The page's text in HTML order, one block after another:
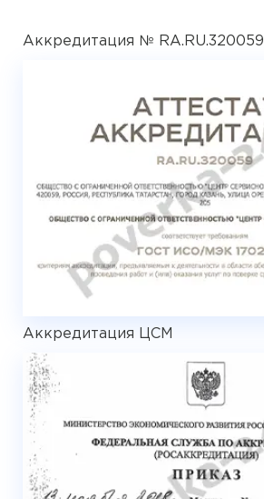
Аккредитация № RA.RU.320059
Аккредитация ЦСМ